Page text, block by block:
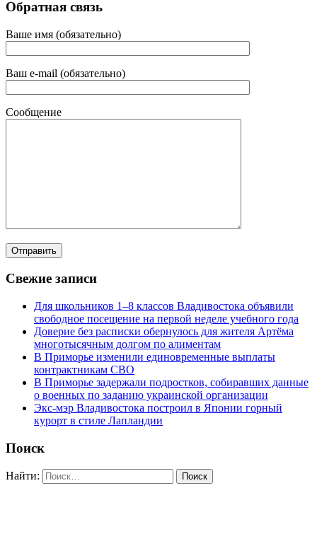
Обратная связь
Ваше имя (обязательно)
Ваш e-mail (обязательно)
Сообщение
Свежие записи
Для школьников 1–8 классов Владивостока объявили
свободное посещение на первой неделе учебного года
Доверие без расписки обернулось для жителя Артёма
многотысячным долгом по алиментам
В Приморье изменили единовременные выплаты
контрактникам СВО
В Приморье задержали подростков, собиравших данные
о военных по заданию украинской организации
Экс-мэр Владивостока построил в Японии горный
курорт в стиле Лапландии
Поиск
Найти: